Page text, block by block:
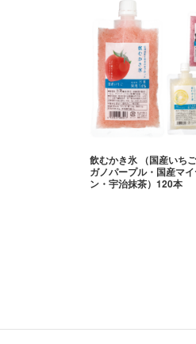
飲むかき氷 （国産いち
ガノパープル・国産マ
ン・宇治抹茶）120本